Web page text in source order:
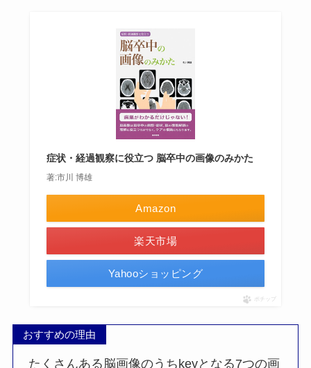
症状・経過観察に役立つ 脳卒中の画像のみかた
著:市川 博雄
Amazon
楽天市場
Yahooショッピング
ポチップ
おすすめの理由
たくさんある脳画像のうちkeyとなる7つの画